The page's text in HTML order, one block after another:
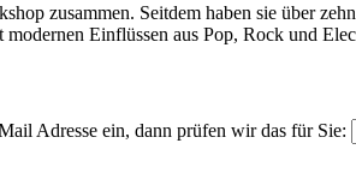
zusammen. Seitdem haben sie über
Einflüssen aus Pop, Rock und
Adresse ein, dann prüfen wir das für Sie: